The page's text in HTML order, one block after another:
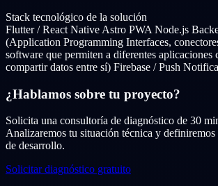
Stack tecnológico de la solución
Flutter / React Native Astro PWA Node.js
(Application Programming Interfaces,
software que permiten a diferentes aplicaciones
compartir datos entre sí) Firebase / Push
¿Hablamos sobre tu proyecto?
Solicita una consultoría de diagnóstico de 30
Analizaremos tu situación técnica y definiremos
de desarrollo.
Solicitar diagnóstico gratuito